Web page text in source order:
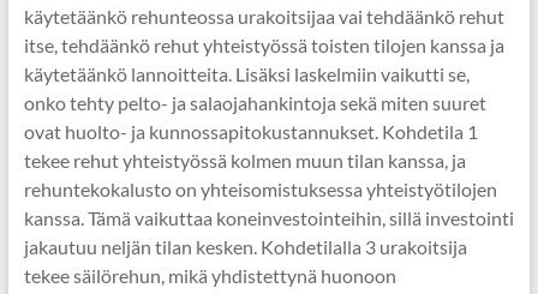
käytetäänkö rehunteossa urakoitsijaa vai tehdäänkö rehut
itse, tehdäänkö rehut yhteistyössä toisten tilojen kanssa ja
käytetäänkö lannoitteita. Lisäksi laskelmiin vaikutti se,
onko tehty pelto- ja salaojahankintoja sekä miten suuret
ovat huolto- ja kunnossapitokustannukset. Kohdetila 1
tekee rehut yhteistyössä kolmen muun tilan kanssa, ja
rehuntekokalusto on yhteisomistuksessa yhteistyötilojen
kanssa. Tämä vaikuttaa koneinvestointeihin, sillä investointi
jakautuu neljän tilan kesken. Kohdetilalla 3 urakoitsija
tekee säilörehun, mikä yhdistettynä huonoon